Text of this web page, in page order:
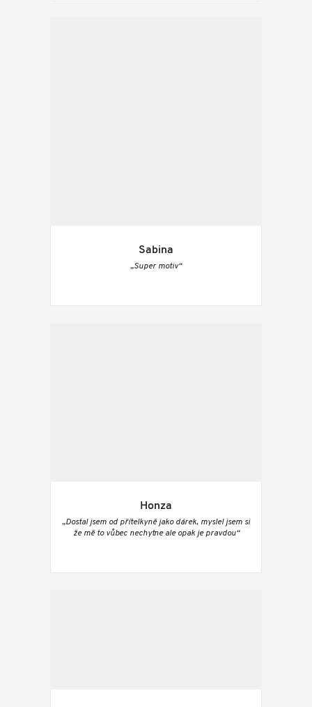
Sabina
„Super motiv“
Honza
„Dostal jsem od přítelkyně jako dárek, myslel jsem si
že mě to vůbec nechytne ale opak je pravdou“